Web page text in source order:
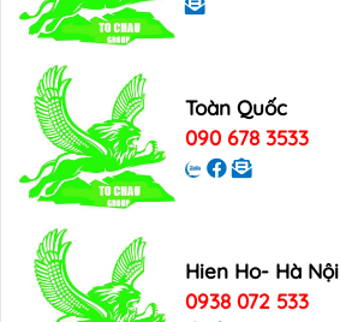
Toàn Quốc
090 678 3533
Hien Ho- Hà Nội
0938 072 533